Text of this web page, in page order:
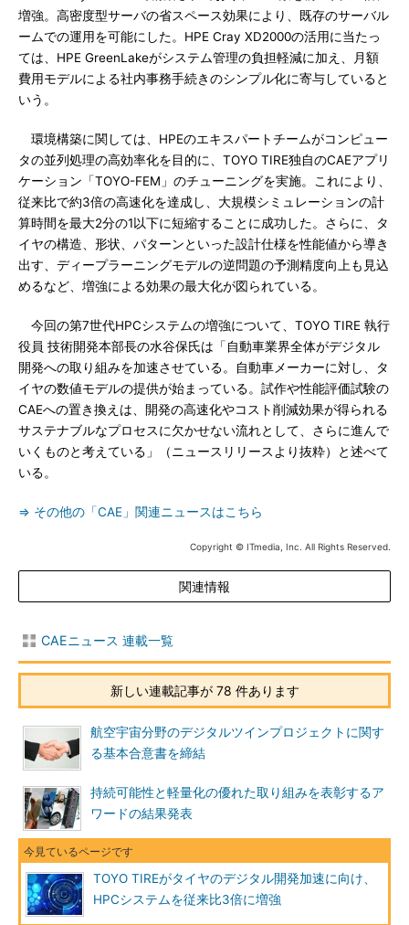
増強。高密度型サーバの省スペース効果により、既存のサーバル
ームでの運用を可能にした。HPE Cray XD2000の活用に当たっ
ては、HPE GreenLakeがシステム管理の負担軽減に加え、月額
費用モデルによる社内事務手続きのシンプル化に寄与していると
いう。
環境構築に関しては、HPEのエキスパートチームがコンピュー
タの並列処理の高効率化を目的に、TOYO TIRE独自のCAEアプリ
ケーション「TOYO-FEM」のチューニングを実施。これにより、
従来比で約3倍の高速化を達成し、大規模シミュレーションの計
算時間を最大2分の1以下に短縮することに成功した。さらに、タ
イヤの構造、形状、パターンといった設計仕様を性能値から導き
出す、ディープラーニングモデルの逆問題の予測精度向上も見込
めるなど、増強による効果の最大化が図られている。
今回の第7世代HPCシステムの増強について、TOYO TIRE 執行
役員 技術開発本部長の水谷保氏は「自動車業界全体がデジタル
開発への取り組みを加速させている。自動車メーカーに対し、タ
イヤの数値モデルの提供が始まっている。試作や性能評価試験の
CAEへの置き換えは、開発の高速化やコスト削減効果が得られる
サステナブルなプロセスに欠かせない流れとして、さらに進んで
いくものと考えている」（ニュースリリースより抜粋）と述べて
いる。
⇒ その他の「CAE」関連ニュースはこちら
Copyright © ITmedia, Inc. All Rights Reserved.
関連情報
CAEニュース 連載一覧
新しい連載記事が 78 件あります
航空宇宙分野のデジタルツインプロジェクトに関す
る基本合意書を締結
持続可能性と軽量化の優れた取り組みを表彰するア
ワードの結果発表
TOYO TIREがタイヤのデジタル開発加速に向け、
HPCシステムを従来比3倍に増強